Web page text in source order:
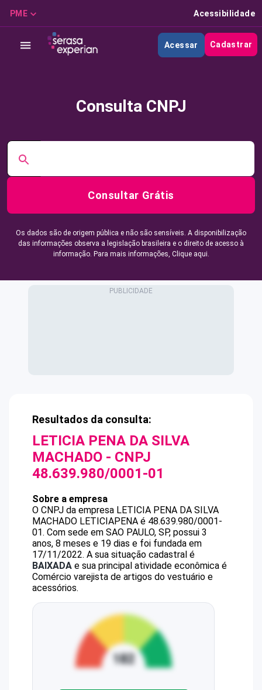
PME Acessibilidade
Acessar Cadastrar
Consulta CNPJ
Consultar Grátis
Os dados são de origem pública e não são sensíveis. A disponibilização
das informações observa a legislação brasileira e o direito de acesso à
informação. Para mais informações, Clique aqui.
Resultados da consulta:
LETICIA PENA DA SILVA
MACHADO - CNPJ
48.639.980/0001-01
Sobre a empresa
O CNPJ da empresa LETICIA PENA DA SILVA
MACHADO LETICIAPENA é 48.639.980/0001-
01. Com sede em SAO PAULO, SP, possui 3
anos, 8 meses e 19 dias e foi fundada em
17/11/2022. A sua situação cadastral é
BAIXADA e sua principal atividade econômica é
Comércio varejista de artigos do vestuário e
acessórios.